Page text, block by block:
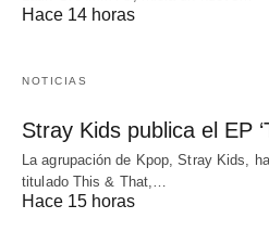
Hace 14 horas
NOTICIAS
Stray Kids publica el EP
La agrupación de Kpop, Stray Kids,
titulado This & That,…
Hace 15 horas